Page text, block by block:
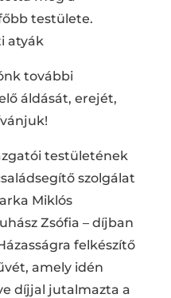
testülete.
atyák
további
áldását, erejét,
testületének
szolgálat
Miklós
Zsófia – díjban
felkészítő
amely idén
díjjal jutalmazta a